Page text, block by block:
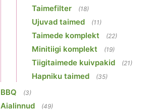
Taimefilter (18)
Ujuvad taimed (11)
Taimede komplekt (22)
Minitiigi komplekt (19)
Tiigitaimede kuivpakid (21)
Hapniku taimed (35)
BBQ (3)
Aialinnud (49)